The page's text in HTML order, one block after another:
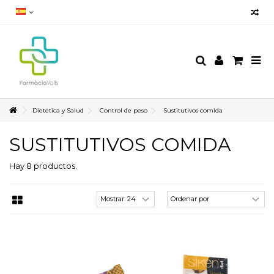
Dietetica y Salud Control de peso Sustitutivos comida
SUSTITUTIVOS COMIDA
Hay 8 productos.